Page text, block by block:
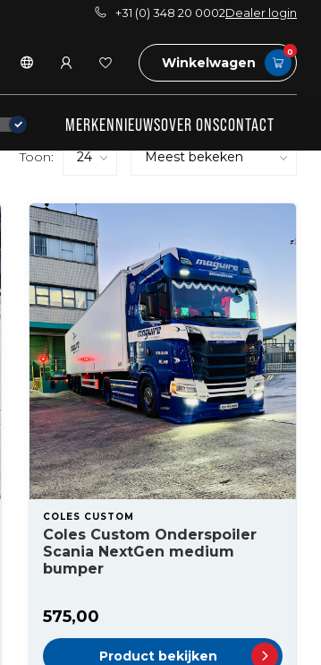
+31 (0) 348 20 0002Dealer login
Winkelwagen
0
MERKENNIEUWSOVER ONSCONTACT
Toon:
COLES CUSTOM
Coles Custom Onderspoiler
Scania NextGen medium
bumper
575,00
Product bekijken